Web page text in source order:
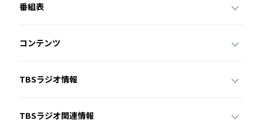
番組表
コンテンツ
TBSラジオ情報
TBSラジオ関連情報